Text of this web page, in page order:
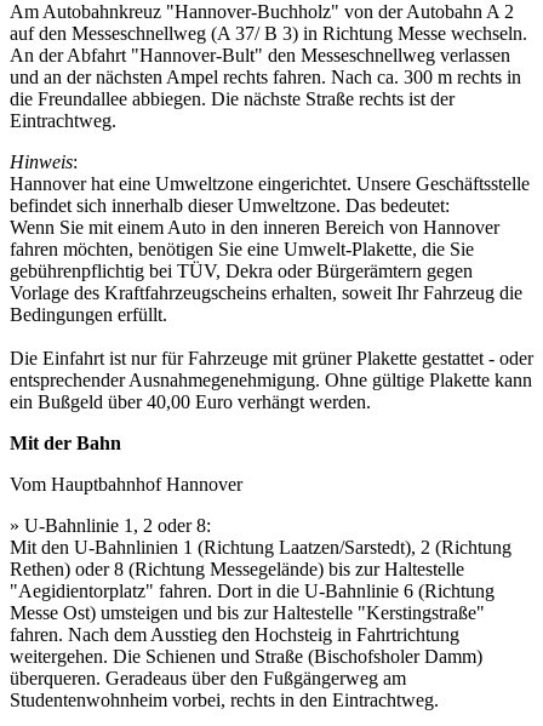
Am Autobahnkreuz "Hannover-Buchholz" von der Autobahn A 2
auf den Messeschnellweg (A 37/ B 3) in Richtung Messe wechseln.
An der Abfahrt "Hannover-Bult" den Messeschnellweg verlassen
und an der nächsten Ampel rechts fahren. Nach ca. 300 m rechts in
die Freundallee abbiegen. Die nächste Straße rechts ist der
Eintrachtweg.
Hinweis:
Hannover hat eine Umweltzone eingerichtet. Unsere Geschäftsstelle
befindet sich innerhalb dieser Umweltzone. Das bedeutet:
Wenn Sie mit einem Auto in den inneren Bereich von Hannover
fahren möchten, benötigen Sie eine Umwelt-Plakette, die Sie
gebührenpflichtig bei TÜV, Dekra oder Bürgerämtern gegen
Vorlage des Kraftfahrzeugscheins erhalten, soweit Ihr Fahrzeug die
Bedingungen erfüllt.
Die Einfahrt ist nur für Fahrzeuge mit grüner Plakette gestattet - oder
entsprechender Ausnahmegenehmigung. Ohne gültige Plakette kann
ein Bußgeld über 40,00 Euro verhängt werden.
Mit der Bahn
Vom Hauptbahnhof Hannover
» U-Bahnlinie 1, 2 oder 8:
Mit den U-Bahnlinien 1 (Richtung Laatzen/Sarstedt), 2 (Richtung
Rethen) oder 8 (Richtung Messegelände) bis zur Haltestelle
"Aegidientorplatz" fahren. Dort in die U-Bahnlinie 6 (Richtung
Messe Ost) umsteigen und bis zur Haltestelle "Kerstingstraße"
fahren. Nach dem Ausstieg den Hochsteig in Fahrtrichtung
weitergehen. Die Schienen und Straße (Bischofsholer Damm)
überqueren. Geradeaus über den Fußgängerweg am
Studentenwohnheim vorbei, rechts in den Eintrachtweg.